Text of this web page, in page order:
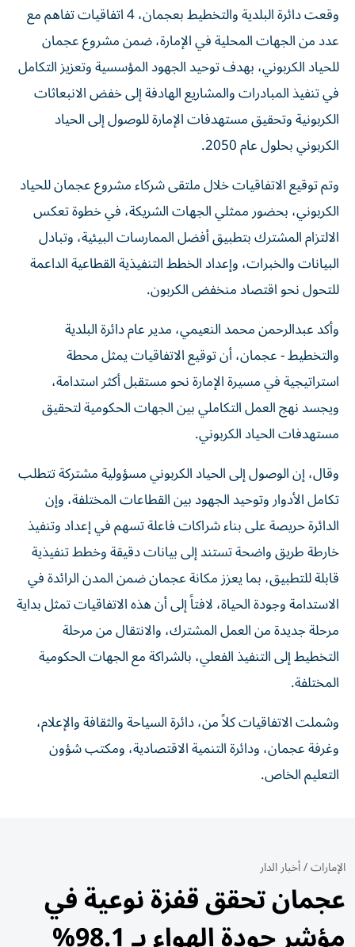
وقعت دائرة البلدية والتخطيط بعجمان، 4 اتفاقيات تفاهم مع
عدد من الجهات المحلية في الإمارة، ضمن مشروع عجمان
للحياد الكربوني، بهدف توحيد الجهود المؤسسية وتعزيز التكامل
في تنفيذ المبادرات والمشاريع الهادفة إلى خفض الانبعاثات
الكربونية وتحقيق مستهدفات الإمارة للوصول إلى الحياد
الكربوني بحلول عام 2050.
وتم توقيع الاتفاقيات خلال ملتقى شركاء مشروع عجمان للحياد
الكربوني، بحضور ممثلي الجهات الشريكة، في خطوة تعكس
الالتزام المشترك بتطبيق أفضل الممارسات البيئية، وتبادل
البيانات والخبرات، وإعداد الخطط التنفيذية القطاعية الداعمة
للتحول نحو اقتصاد منخفض الكربون.
وأكد عبدالرحمن محمد النعيمي، مدير عام دائرة البلدية
والتخطيط - عجمان، أن توقيع الاتفاقيات يمثل محطة
استراتيجية في مسيرة الإمارة نحو مستقبل أكثر استدامة،
ويجسد نهج العمل التكاملي بين الجهات الحكومية لتحقيق
مستهدفات الحياد الكربوني.
وقال، إن الوصول إلى الحياد الكربوني مسؤولية مشتركة تتطلب
تكامل الأدوار وتوحيد الجهود بين القطاعات المختلفة، وإن
الدائرة حريصة على بناء شراكات فاعلة تسهم في إعداد وتنفيذ
خارطة طريق واضحة تستند إلى بيانات دقيقة وخطط تنفيذية
قابلة للتطبيق، بما يعزز مكانة عجمان ضمن المدن الرائدة في
الاستدامة وجودة الحياة، لافتاً إلى أن هذه الاتفاقيات تمثل بداية
مرحلة جديدة من العمل المشترك، والانتقال من مرحلة
التخطيط إلى التنفيذ الفعلي، بالشراكة مع الجهات الحكومية
المختلفة.
وشملت الاتفاقيات كلاً من، دائرة السياحة والثقافة والإعلام،
وغرفة عجمان، ودائرة التنمية الاقتصادية، ومكتب شؤون
التعليم الخاص.
الإمارات/أخبار الدار
عجمان تحقق قفزة نوعية في